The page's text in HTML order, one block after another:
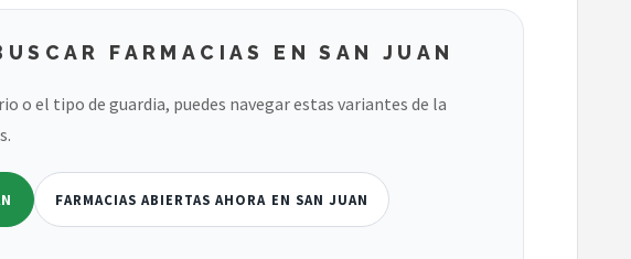
FARMACIAS EN SAN JUAN
o el tipo de guardia, puedes navegar estas variantes de la
FARMACIAS ABIERTAS AHORA EN SAN JUAN